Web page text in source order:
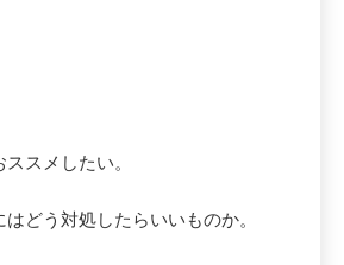
スメしたい。
どう対処したらいいものか。